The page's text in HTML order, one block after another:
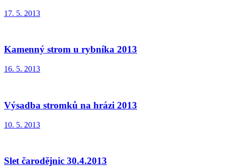
17. 5. 2013
Kamenný strom u rybníka 2013
16. 5. 2013
Výsadba stromků na hrázi 2013
10. 5. 2013
Slet čarodějnic 30.4.2013